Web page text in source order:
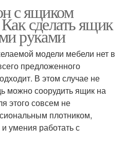
с ящиком
сделать ящик
руками
модели мебели нет в
предложенного
В этом случае не
можно соорудить ящик на
этого совсем не
плотником,
умения работать с